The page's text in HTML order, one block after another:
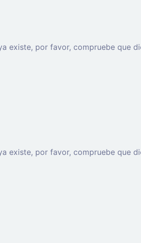
existe, por favor, compruebe que
existe, por favor, compruebe que